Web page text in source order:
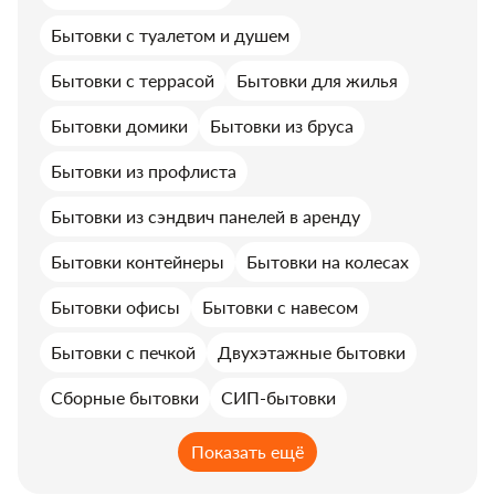
Бытовки с туалетом и душем
Бытовки с террасой Бытовки для жилья
Бытовки домики Бытовки из бруса
Бытовки из профлиста
Бытовки из сэндвич панелей в аренду
Бытовки контейнеры Бытовки на колесах
Бытовки офисы Бытовки с навесом
Бытовки с печкой Двухэтажные бытовки
Сборные бытовки СИП-бытовки
Показать ещё